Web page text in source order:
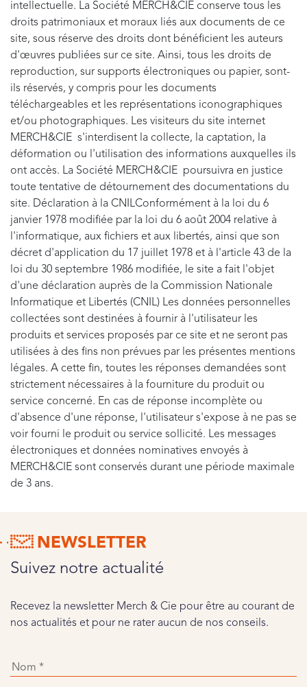
intellectuelle. La Société MERCH&CIE conserve tous les
droits patrimoniaux et moraux liés aux documents de ce
site, sous réserve des droits dont bénéficient les auteurs
d'œuvres publiées sur ce site. Ainsi, tous les droits de
reproduction, sur supports électroniques ou papier, sont-
ils réservés, y compris pour les documents
téléchargeables et les représentations iconographiques
et/ou photographiques. Les visiteurs du site internet
MERCH&CIE s'interdisent la collecte, la captation, la
déformation ou l'utilisation des informations auxquelles ils
ont accès. La Société MERCH&CIE poursuivra en justice
toute tentative de détournement des documentations du
site. Déclaration à la CNILConformément à la loi du 6
janvier 1978 modifiée par la loi du 6 août 2004 relative à
l'informatique, aux fichiers et aux libertés, ainsi que son
décret d'application du 17 juillet 1978 et à l'article 43 de la
loi du 30 septembre 1986 modifiée, le site a fait l'objet
d'une déclaration auprès de la Commission Nationale
Informatique et Libertés (CNIL) Les données personnelles
collectées sont destinées à fournir à l'utilisateur les
produits et services proposés par ce site et ne seront pas
utilisées à des fins non prévues par les présentes mentions
légales. A cette fin, toutes les réponses demandées sont
strictement nécessaires à la fourniture du produit ou
service concerné. En cas de réponse incomplète ou
d'absence d'une réponse, l'utilisateur s'expose à ne pas se
voir fourni le produit ou service sollicité. Les messages
électroniques et données nominatives envoyés à
MERCH&CIE sont conservés durant une période maximale
de 3 ans.
NEWSLETTER
Suivez notre actualité
Recevez la newsletter Merch & Cie pour être au courant de
nos actualités et pour ne rater aucun de nos conseils.